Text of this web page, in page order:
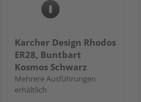
Karcher Design Rhodos
ER28, Buntbart
Kosmos Schwarz
Mehrere Ausführungen
erhältlich